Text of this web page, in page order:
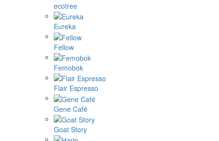
ecotree
Eureka
Fellow
Femobok
Flair Espresso
Gene Café
Goat Story